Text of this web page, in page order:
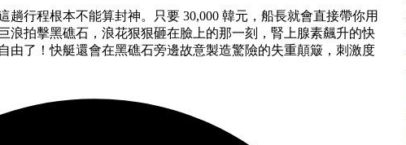
趟行程根本不能算封神。只要 30,000 韓元，船長就會直接帶你用
浪拍擊黑礁石，浪花狠狠砸在臉上的那一刻，腎上腺素飆升的快
由了！快艇還會在黑礁石旁邊故意製造驚險的失重顛簸，刺激度